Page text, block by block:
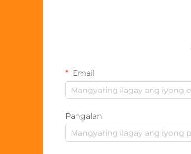
Email
Pangalan